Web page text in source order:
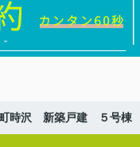
町時沢 新築戸建 ５号棟